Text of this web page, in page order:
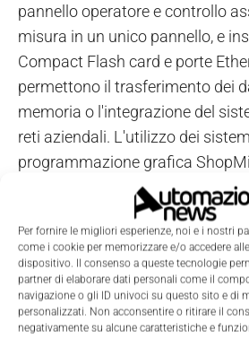
Per fornire le migliori esperienze, noi e i nostri
come i cookie per memorizzare e/o accedere
dispositivo. Il consenso a queste tecnologie
partner di elaborare dati personali come il
navigazione o gli ID univoci su questo sito e di
personalizzati. Non acconsentire o ritirare il
negativamente su alcune caratteristiche e
pannello operatore e controllo
misura in un unico pannello, e
Compact Flash card e porte
permettono il trasferimento dei
memoria o l'integrazione del
reti aziendali. L'utilizzo dei
programmazione grafica
a ridurre i tempi di
produzione di lotti di piccole
Con Sinumerik 828D rendiamo
pc e tecnologia cellulare anche
compatte e diamo un ampio
line, oltre ad animazioni e a un
di inserimento parametri e